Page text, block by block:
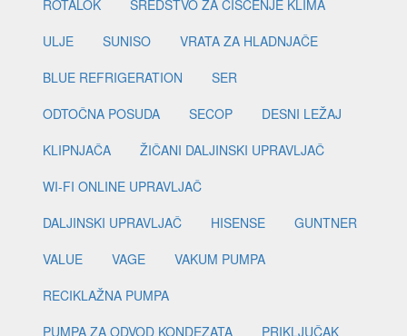
ROTALOK
SREDSTVO ZA ČIŠĆENJE KLIMA
ULJE
SUNISO
VRATA ZA HLADNJAČE
BLUE REFRIGERATION
SER
ODTOČNA POSUDA
SECOP
DESNI LEŽAJ
KLIPNJAČA
ŽIČANI DALJINSKI UPRAVLJAČ
WI-FI ONLINE UPRAVLJAČ
DALJINSKI UPRAVLJAČ
HISENSE
GUNTNER
VALUE
VAGE
VAKUM PUMPA
RECIKLAŽNA PUMPA
PUMPA ZA ODVOD KONDEZATA
PRIKLJUČAK